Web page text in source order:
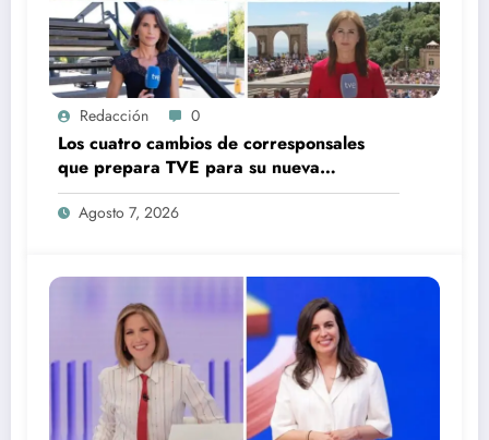
Redacción 0
Los cuatro cambios de corresponsales
que prepara TVE para su nueva
temporada
Agosto 7, 2026